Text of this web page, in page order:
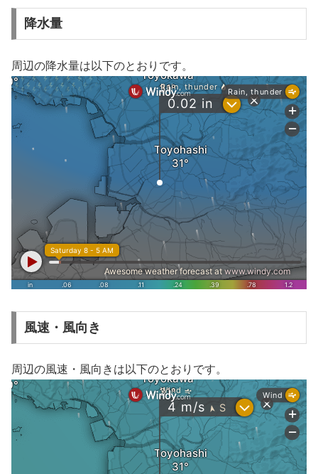
降水量
周辺の降水量は以下のとおりです。
風速・風向き
周辺の風速・風向きは以下のとおりです。